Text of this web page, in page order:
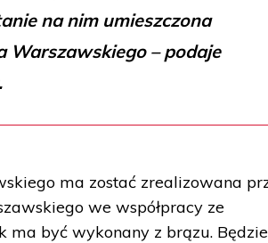
na nim umieszczona
Warszawskiego – podaje
ma zostać zrealizowana
we współpracy ze
ma być wykonany z brązu. Będzie